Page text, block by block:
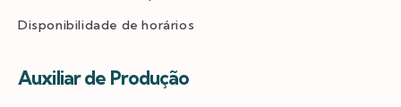
Disponibilidade de horários
Auxiliar de Produção